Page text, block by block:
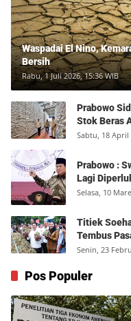
Waspadai El Nino,
Bersih
Rabu, 1 Juli 2026, 15:36 WIB
Prabowo
Stok Beras
Sabtu, 18 April
Prabowo :
Lagi
Selasa, 10
Titiek
Tembus
Juta per
Senin, 23
Pos Populer